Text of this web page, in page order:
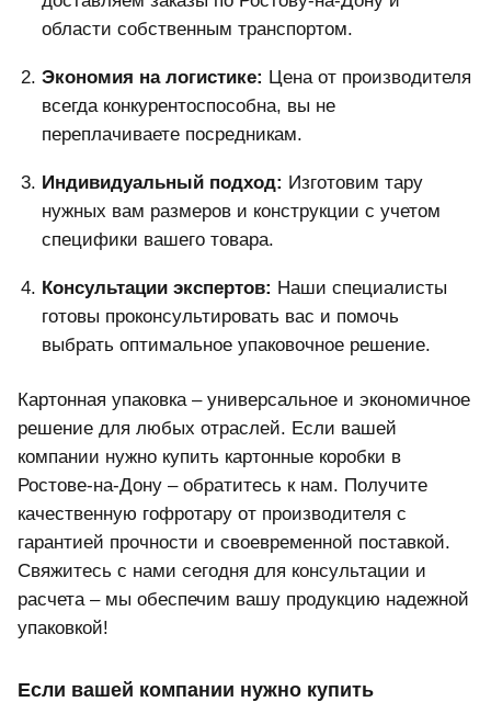
области собственным транспортом.
Экономия на логистике: Цена от производителя
всегда конкурентоспособна, вы не
переплачиваете посредникам.
Индивидуальный подход: Изготовим тару
нужных вам размеров и конструкции с учетом
специфики вашего товара.
Консультации экспертов: Наши специалисты
готовы проконсультировать вас и помочь
выбрать оптимальное упаковочное решение.
Картонная упаковка – универсальное и экономичное
решение для любых отраслей. Если вашей
компании нужно купить картонные коробки в
Ростове-на-Дону – обратитесь к нам. Получите
качественную гофротару от производителя с
гарантией прочности и своевременной поставкой.
Свяжитесь с нами сегодня для консультации и
расчета – мы обеспечим вашу продукцию надежной
упаковкой!
Если вашей компании нужно купить